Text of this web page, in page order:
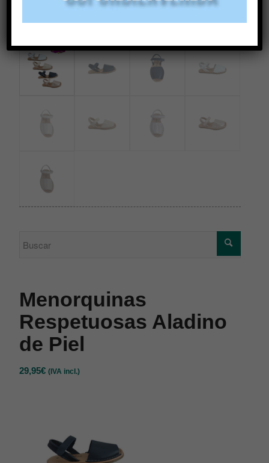
Menorquinas
Respetuosas Aladino
de Piel
29,95€ (IVA incl.)